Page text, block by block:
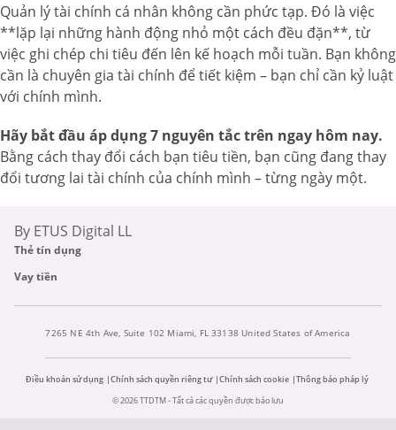
Quản lý tài chính cá nhân không cần phức tạp. Đó là việc
**lặp lại những hành động nhỏ một cách đều đặn**, từ
việc ghi chép chi tiêu đến lên kế hoạch mỗi tuần. Bạn không
cần là chuyên gia tài chính để tiết kiệm – bạn chỉ cần kỷ luật
với chính mình.
Hãy bắt đầu áp dụng 7 nguyên tắc trên ngay hôm nay.
Bằng cách thay đổi cách bạn tiêu tiền, bạn cũng đang thay
đổi tương lai tài chính của chính mình – từng ngày một.
By ETUS Digital LL
Thẻ tín dụng
Vay tiền
7265 NE 4th Ave, Suite 102 Miami, FL 33138 United States of America
Điều khoản sử dụng Chính sách quyền riêng tư Chính sách cookie
Thông báo pháp lý
© 2026 TTDTM - Tất cả các quyền được bảo lưu